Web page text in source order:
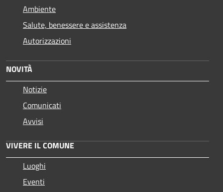
Ambiente
Salute, benessere e assistenza
Autorizzazioni
NOVITÀ
Notizie
Comunicati
Avvisi
VIVERE IL COMUNE
Luoghi
Eventi